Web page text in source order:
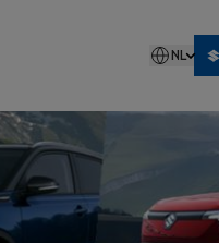
NL